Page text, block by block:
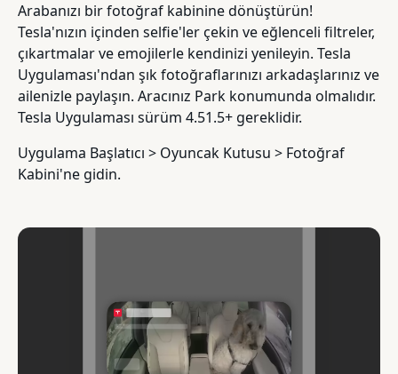
Arabanızı bir fotoğraf kabinine dönüştürün!
Tesla'nızın içinden selfie'ler çekin ve eğlenceli filtreler,
çıkartmalar ve emojilerle kendinizi yenileyin. Tesla
Uygulaması'ndan şık fotoğraflarınızı arkadaşlarınız ve
ailenizle paylaşın. Aracınız Park konumunda olmalıdır.
Tesla Uygulaması sürüm 4.51.5+ gereklidir.
Uygulama Başlatıcı > Oyuncak Kutusu > Fotoğraf
Kabini'ne gidin.